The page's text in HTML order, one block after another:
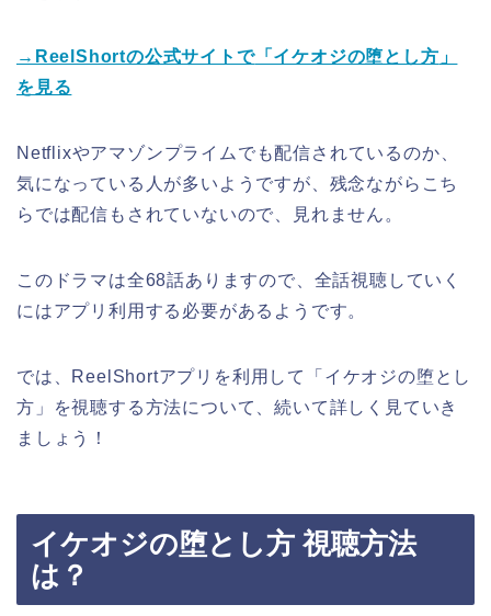
→ReelShortの公式サイトで「イケオジの堕とし方 」
を見る
Netflixやアマゾンプライムでも配信されているのか、
気になっている人が多いようですが、残念ながらこち
らでは配信もされていないので、見れません。
このドラマは全68話ありますので、全話視聴していく
にはアプリ利用する必要があるようです。
では、ReelShortアプリを利用して
「イケオジの堕とし
方 」
を視聴する方法について、続いて詳しく見ていき
ましょう！
イケオジの堕とし方 視聴方法
は？